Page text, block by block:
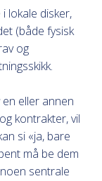
lokale disker,
(både fysisk
og
eller annen
kontrakter, vil
si «ja, bare
må be dem
sentrale